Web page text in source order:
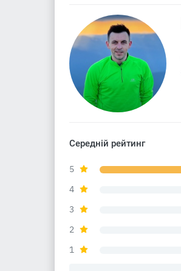
Середній рейтинг
5
4
3
2
1